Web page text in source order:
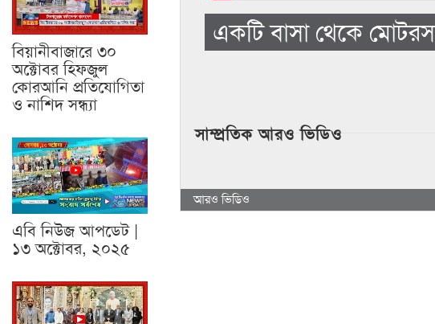
বিয়ানীবাজারে ৩০
অক্টোবর হিফজুল
কোরআনি প্রতিযোগিতা
ও নাশিদ সন্ধ্যা
এবি নিউজ আপডেট |
১৩ অক্টোবর, ২০২৫
একটি বাসা থেকে
সাম্প্রতিক আরও ভিডিও
আরও ভিডিও